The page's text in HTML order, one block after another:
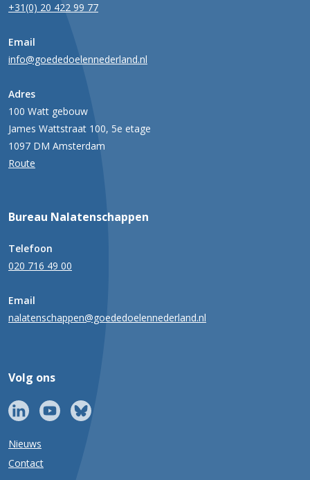
+31(0) 20 422 99 77
Email
info@goededoelennederland.nl
Adres
100 Watt gebouw
James Wattstraat 100, 5e etage
1097 DM Amsterdam
Route
Bureau Nalatenschappen
Telefoon
020 716 49 00
Email
nalatenschappen@goededoelennederland.nl
Volg ons
Nieuws
Contact